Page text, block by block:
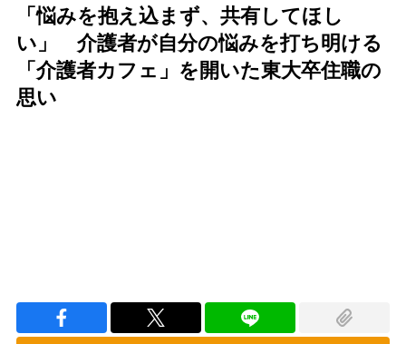
「悩みを抱え込まず、共有してほし
い」 介護者が自分の悩みを打ち明ける
「介護者カフェ」を開いた東大卒住職の
思い